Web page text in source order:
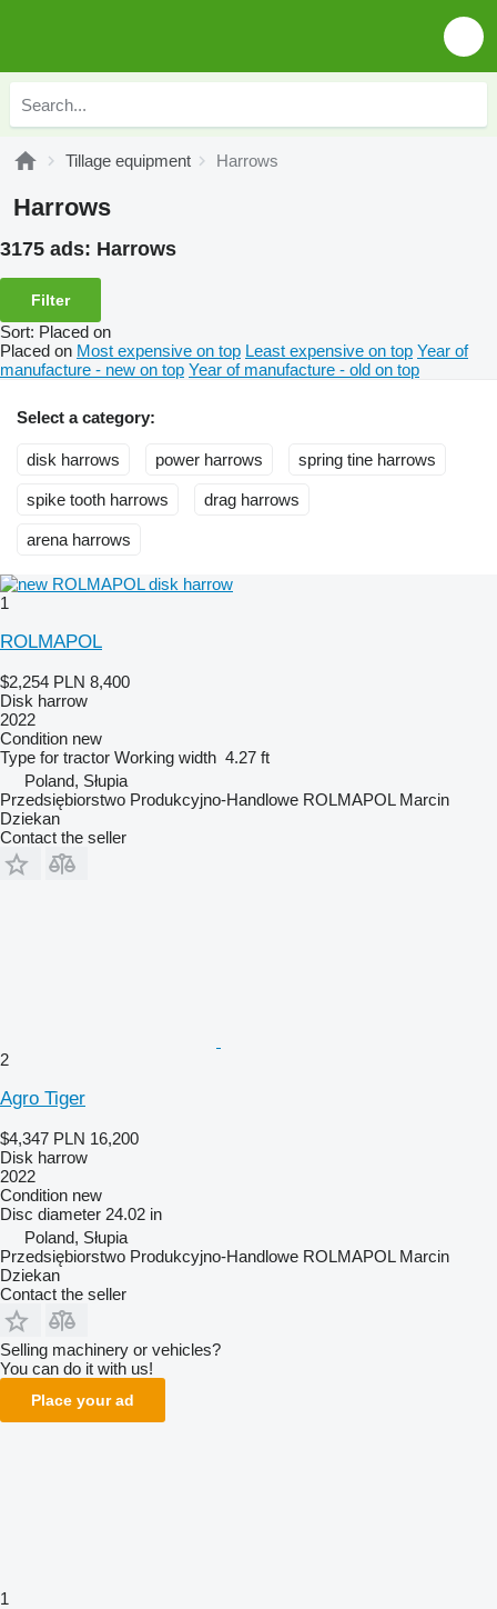
Tillage equipment Harrows
Harrows
3175 ads: Harrows
Filter
Sort: Placed on
Placed on Most expensive on top Least expensive on top Year of
manufacture - new on top Year of manufacture - old on top
Select a category:
disk harrows power harrows spring tine harrows
spike tooth harrows drag harrows
arena harrows
1
ROLMAPOL
$2,254 PLN 8,400
Disk harrow
2022
Condition new
Type for tractor Working width 4.27 ft
Poland, Słupia
Przedsiębiorstwo Produkcyjno-Handlowe ROLMAPOL Marcin
Dziekan
Contact the seller
2
Agro Tiger
$4,347 PLN 16,200
Disk harrow
2022
Condition new
Disc diameter 24.02 in
Poland, Słupia
Przedsiębiorstwo Produkcyjno-Handlowe ROLMAPOL Marcin
Dziekan
Contact the seller
Selling machinery or vehicles?
You can do it with us!
Place your ad
1